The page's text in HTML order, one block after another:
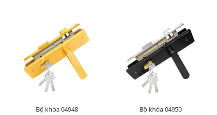
Bộ khóa 04948
Bộ khóa 04950